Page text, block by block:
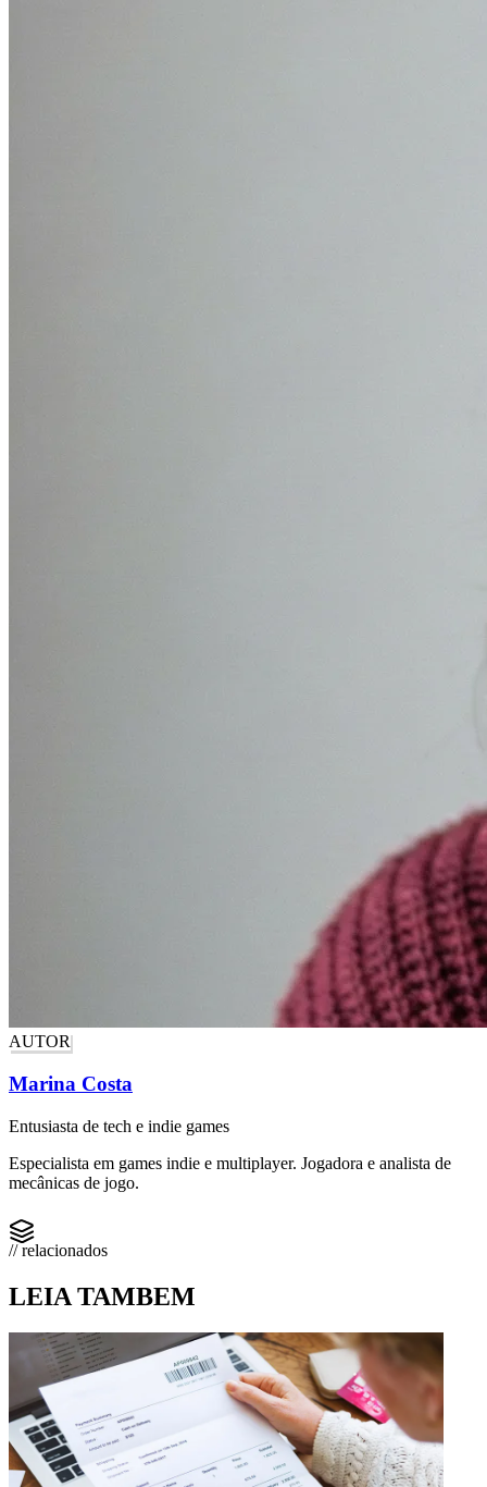
AUTOR
Marina Costa
Entusiasta de tech e indie games
Especialista em games indie e multiplayer. Jogadora e analista de
mecânicas de jogo.
// relacionados
LEIA TAMBEM